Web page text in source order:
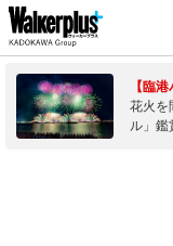
【臨
花火を
ル」鑑